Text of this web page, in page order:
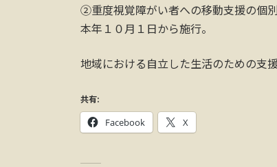
②重度視覚障がい者への移動支援の個
本年１０月１日から施行。
地域における自立した生活のための支
共有:
Facebook X